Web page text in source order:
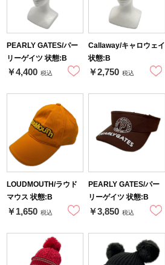
PEARLY GATES/パー
リーゲイツ 状態:B
￥4,400 税込
Callaway/キャロウェイ
状態:B
￥2,750 税込
LOUDMOUTH/ラウド
マウス 状態:B
￥1,650 税込
PEARLY GATES/パー
リーゲイツ 状態:B
￥3,850 税込